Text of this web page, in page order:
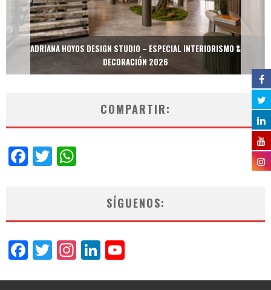
ADRIANA HOYOS DESIGN STUDIO – ESPECIAL INTERIORISMO &
DECORACIÓN 2026
COMPARTIR:
Facebook
Twitter
SÍGUENOS:
Facebook
Twitter
Instagram
LinkedIn